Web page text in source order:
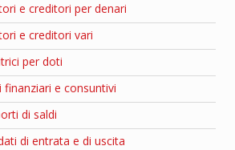
e creditori per denari
e creditori vari
per doti
finanziari e consuntivi
di saldi
di entrata e di uscita